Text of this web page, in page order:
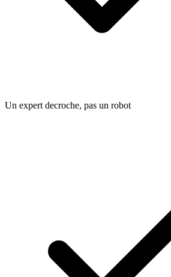
Un expert decroche, pas un robot